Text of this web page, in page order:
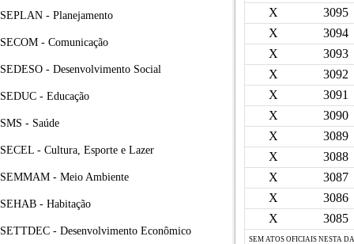
SEPLAN - Planejamento
SECOM - Comunicação
SEDESO - Desenvolvimento Social
SEDUC - Educação
SMS - Saúde
SECEL - Cultura, Esporte e Lazer
SEMMAM - Meio Ambiente
SEHAB - Habitação
SETTDEC - Desenvolvimento Econômico
X
3095
X
3094
X
3093
X
3092
X
3091
X
3090
X
3089
X
3088
X
3087
X
3086
X
3085
SEM ATOS OFICIAIS NESTA